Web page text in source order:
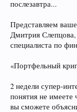
послезавтра...
Представляем
Дмитрия Слепцова,
специалиста по
«Портфельный
2 недели супер-
понятия не имеете
вы сможете